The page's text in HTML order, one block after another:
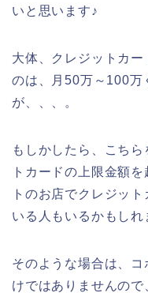
いと思います♪
大体、クレジットカ
のは、月50万～100万
が、、、。
もしかしたら、こち
トカードの上限金額
トのお店でクレジッ
いる人もいるかもしれ
そのような場合は、
けではありませんの